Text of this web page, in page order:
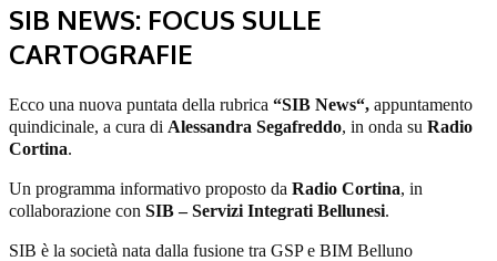
SIB NEWS: FOCUS SULLE
CARTOGRAFIE
Ecco una nuova puntata della rubrica “SIB News“, appuntamento
quindicinale, a cura di Alessandra Segafreddo, in onda su Radio
Cortina.
Un programma informativo proposto da Radio Cortina, in
collaborazione con SIB – Servizi Integrati Bellunesi.
SIB è la società nata dalla fusione tra GSP e BIM Belluno